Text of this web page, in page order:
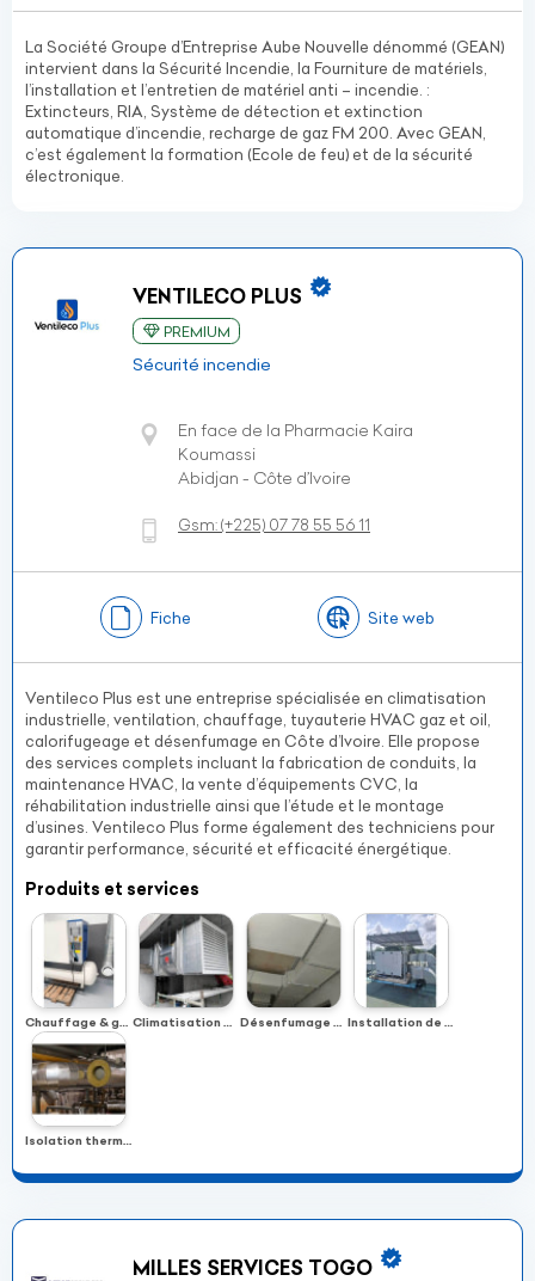
La Société Groupe d’Entreprise Aube Nouvelle dénommé (GEAN)
intervient dans la Sécurité Incendie, la Fourniture de matériels,
l’installation et l’entretien de matériel anti – incendie. :
Extincteurs, RIA, Système de détection et extinction
automatique d’incendie, recharge de gaz FM 200. Avec GEAN,
c’est également la formation (Ecole de feu) et de la sécurité
électronique.
VENTILECO PLUS
PREMIUM
Sécurité incendie
En face de la Pharmacie Kaira
Koumassi
Abidjan - Côte d’Ivoire
Gsm:(+225) 07 78 55 56 11
Fiche Site web
Ventileco Plus est une entreprise spécialisée en climatisation
industrielle, ventilation, chauffage, tuyauterie HVAC gaz et oil,
calorifugeage et désenfumage en Côte d’Ivoire. Elle propose
des services complets incluant la fabrication de conduits, la
maintenance HVAC, la vente d’équipements CVC, la
réhabilitation industrielle ainsi que l’étude et le montage
d’usines. Ventileco Plus forme également des techniciens pour
garantir performance, sécurité et efficacité énergétique.
Produits et services
Chauffage & gestion thermique Climatisation & ventilation industrielle Désenfumage & sécurité incendie Installation de systèmes thermiques
Isolation thermique (Calorifugeage)
MILLES SERVICES TOGO